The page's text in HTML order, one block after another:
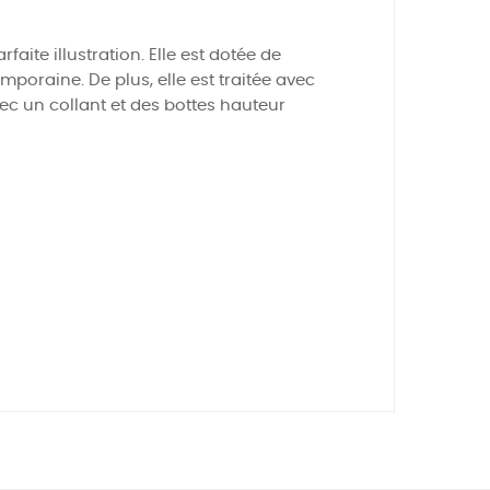
illustration. Elle est dotée de
De plus, elle est traitée avec
un collant et des bottes hauteur